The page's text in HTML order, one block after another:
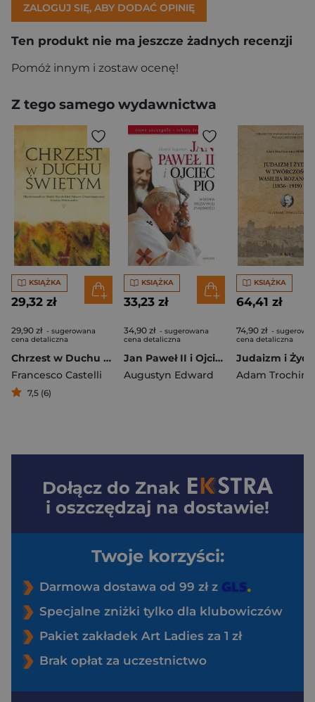
ZALOGUJ SIĘ, ABY DODAĆ OPINIĘ
Ten produkt nie ma jeszcze żadnych recenzji
Pomóż innym i zostaw ocenę!
Z tego samego wydawnictwa
KSIĄŻKA
29,32 zł
29,90 zł - sugerowana
cena detaliczna
Chrzest w Duchu Świętym Międzynarodowe Służby Katolickiej Odnowy Charyzmatycznej Komisja Doktrynalna
Francesco Castelli
7,5 (6)
KSIĄŻKA
33,23 zł
34,90 zł - sugerowana
cena detaliczna
Jan Paweł II i Ojciec Pio Historia niezwykłej znajomości nowe szczegóły, teksty źródłowe
Augustyn Edward
KSIĄŻKA
64,41 zł
74,90 zł -
cena detaliczna
Dołącz do Znak
i oszczędzaj na dostawie!
Twoje korzyści:
Darmowa dostawa od 99 zł z
Specjalne zniżki tylko dla klubowiczów
Pakiet zakładek Art Ladies za 1 zł
Brak opłat za uczestnictwo